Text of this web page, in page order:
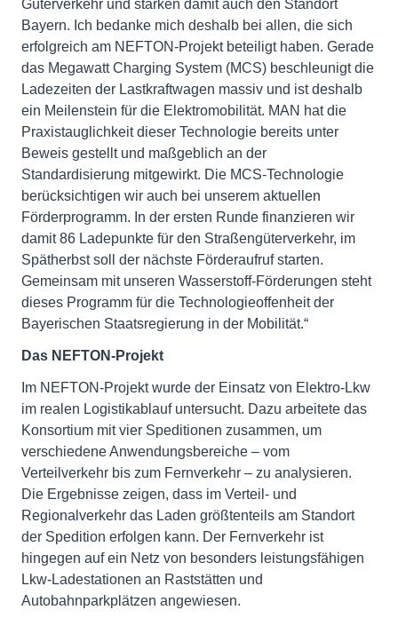
Güterverkehr und stärken damit auch den Standort
Bayern. Ich bedanke mich deshalb bei allen, die sich
erfolgreich am NEFTON-Projekt beteiligt haben. Gerade
das Megawatt Charging System (MCS) beschleunigt die
Ladezeiten der Lastkraftwagen massiv und ist deshalb
ein Meilenstein für die Elektromobilität. MAN hat die
Praxistauglichkeit dieser Technologie bereits unter
Beweis gestellt und maßgeblich an der
Standardisierung mitgewirkt. Die MCS-Technologie
berücksichtigen wir auch bei unserem aktuellen
Förderprogramm. In der ersten Runde finanzieren wir
damit 86 Ladepunkte für den Straßengüterverkehr, im
Spätherbst soll der nächste Förderaufruf starten.
Gemeinsam mit unseren Wasserstoff-Förderungen steht
dieses Programm für die Technologieoffenheit der
Bayerischen Staatsregierung in der Mobilität.“
Das NEFTON-Projekt
Im NEFTON-Projekt wurde der Einsatz von Elektro-Lkw
im realen Logistikablauf untersucht. Dazu arbeitete das
Konsortium mit vier Speditionen zusammen, um
verschiedene Anwendungsbereiche – vom
Verteilverkehr bis zum Fernverkehr – zu analysieren.
Die Ergebnisse zeigen, dass im Verteil- und
Regionalverkehr das Laden größtenteils am Standort
der Spedition erfolgen kann. Der Fernverkehr ist
hingegen auf ein Netz von besonders leistungsfähigen
Lkw-Ladestationen an Raststätten und
Autobahnparkplätzen angewiesen.